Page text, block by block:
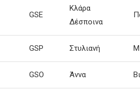
GSE
Κλάρα
Δέσποινα
GSP Στυλιανή
GSO Άννα